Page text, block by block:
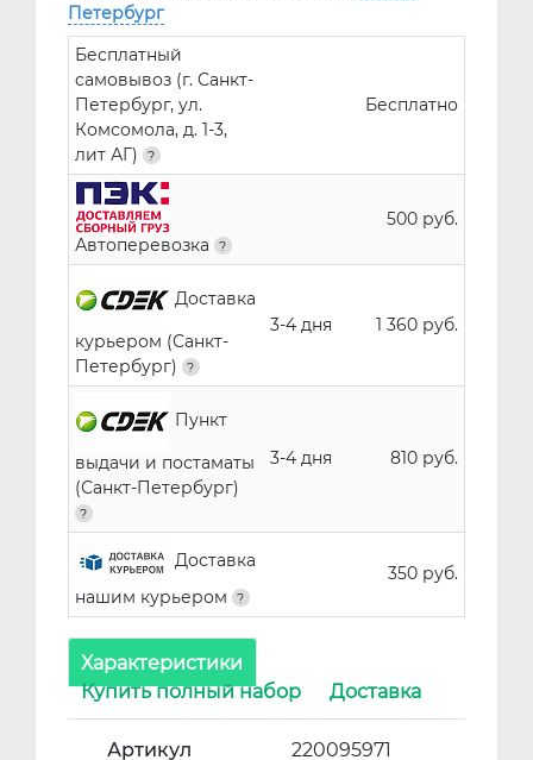
Петербург
Бесплатный
самовывоз (г. Санкт-
Петербург, ул.
Комсомола, д. 1-3,
лит АГ)
Бесплатно
Автоперевозка
500 руб.
Доставка
курьером (Санкт-
Петербург)
3-4 дня 1 360 руб.
Пункт
выдачи и постаматы
(Санкт-Петербург)
3-4 дня 810 руб.
Доставка
нашим курьером
350 руб.
Характеристики
Купить полный набор
Доставка
Артикул
220095971